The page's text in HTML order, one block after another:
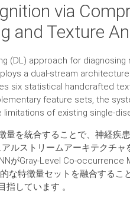
via
and Texture
(DL) approach for
a dual-stream
six statistical handcrafted
feature sets, the
of existing single-
を統合することで、神経疾
ルストリームアーキテクチ
がGray-Level Co-
な特徴量セットを融合するこ
しています 。